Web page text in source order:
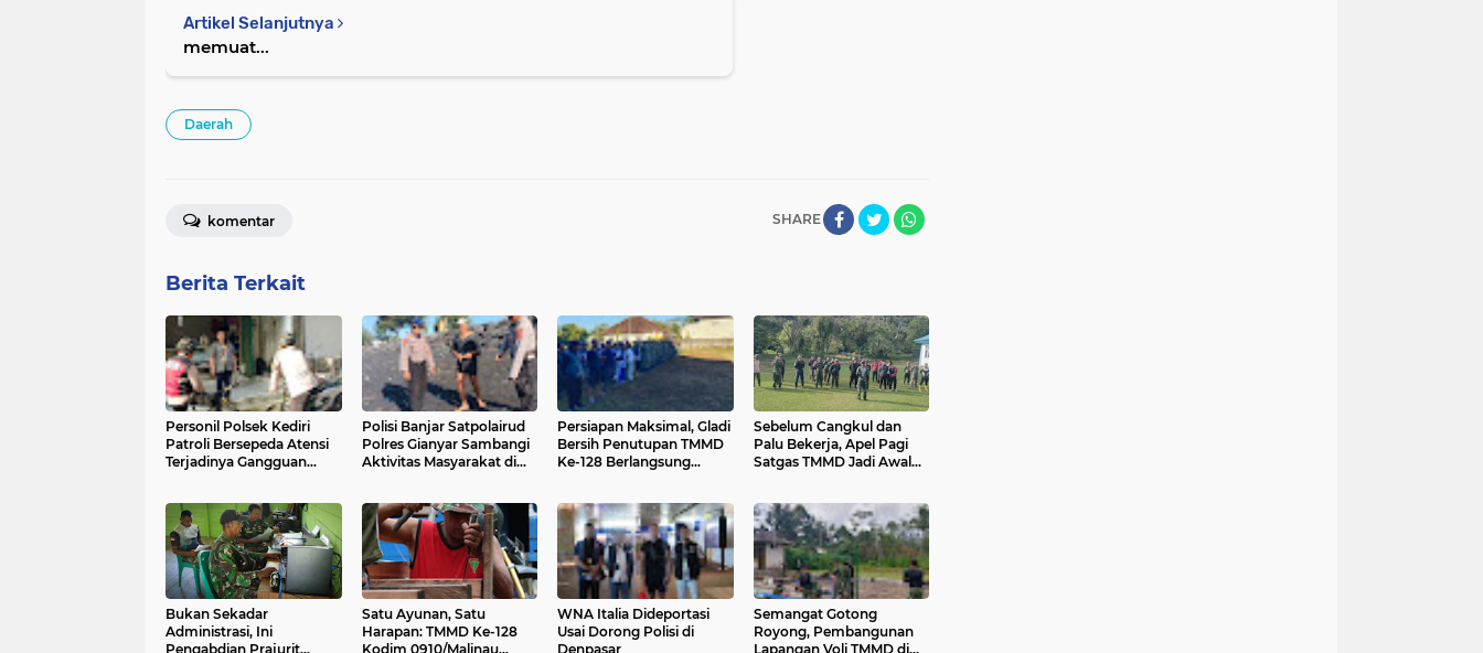
Artikel Selanjutnya
memuat...
Daerah
SHARE
komentar
Berita Terkait
Personil Polsek Kediri
Patroli Bersepeda Atensi
Terjadinya Gangguan
Polisi Banjar Satpolairud
Polres Gianyar Sambangi
Aktivitas Masyarakat di
Persiapan Maksimal, Gladi
Bersih Penutupan TMMD
Ke-128 Berlangsung
Sebelum Cangkul dan
Palu Bekerja, Apel Pagi
Satgas TMMD Jadi Awal
Bukan Sekadar
Administrasi, Ini
Pengabdian Prajurit
Satu Ayunan, Satu
Harapan: TMMD Ke-128
Kodim 0910/Malinau
WNA Italia Dideportasi
Usai Dorong Polisi di
Denpasar
Semangat Gotong
Royong, Pembangunan
Lapangan Voli TMMD di